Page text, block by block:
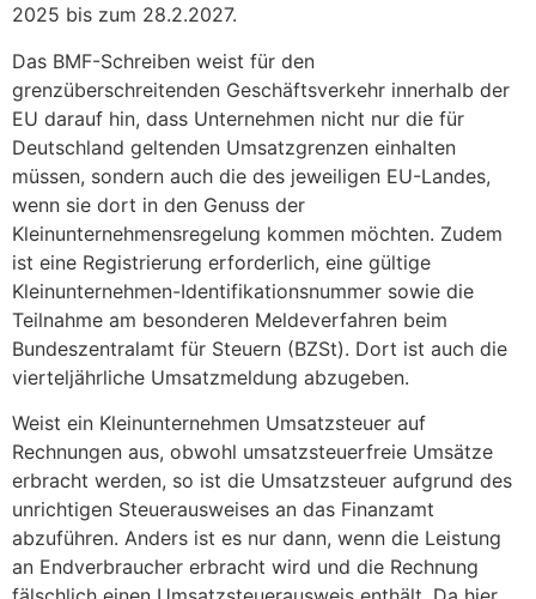
2025 bis zum 28.2.2027.
Das BMF-Schreiben weist für den
grenzüberschreitenden Geschäftsverkehr innerhalb der
EU darauf hin, dass Unternehmen nicht nur die für
Deutschland geltenden Umsatzgrenzen einhalten
müssen, sondern auch die des jeweiligen EU-Landes,
wenn sie dort in den Genuss der
Kleinunternehmensregelung kommen möchten. Zudem
ist eine Registrierung erforderlich, eine gültige
Kleinunternehmen-Identifikationsnummer sowie die
Teilnahme am besonderen Meldeverfahren beim
Bundeszentralamt für Steuern (BZSt). Dort ist auch die
vierteljährliche Umsatzmeldung abzugeben.
Weist ein Kleinunternehmen Umsatzsteuer auf
Rechnungen aus, obwohl umsatzsteuerfreie Umsätze
erbracht werden, so ist die Umsatzsteuer aufgrund des
unrichtigen Steuerausweises an das Finanzamt
abzuführen. Anders ist es nur dann, wenn die Leistung
an Endverbraucher erbracht wird und die Rechnung